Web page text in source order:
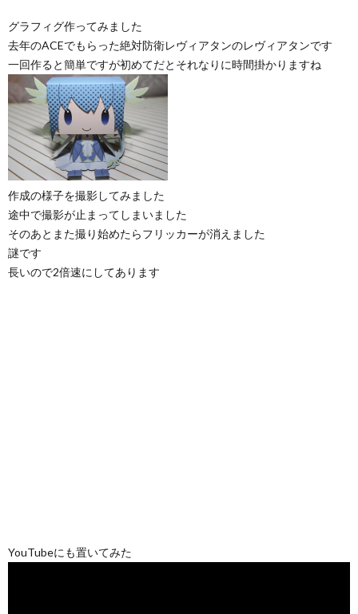
グラフィグ作ってみました
去年のACEでもらった絶対防衛レヴィアタンのレヴィアタンです
一回作ると簡単ですが初めてだとそれなりに時間掛かりますね
作成の様子を撮影してみました
途中で撮影が止まってしまいました
そのあとまた撮り始めたらフリッカーが消えました
謎です
長いので2倍速にしてあります
YouTubeにも置いてみた